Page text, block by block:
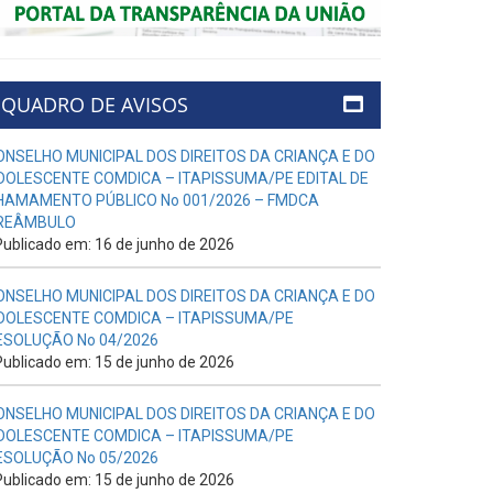
QUADRO DE AVISOS
MUNICIPAL DOS DIREITOS DA CRIANÇA E DO
COMDICA – ITAPISSUMA/PE EDITAL DE
PÚBLICO No 001/2026 – FMDCA
em: 16 de junho de 2026
MUNICIPAL DOS DIREITOS DA CRIANÇA E DO
COMDICA – ITAPISSUMA/PE
No 04/2026
em: 15 de junho de 2026
MUNICIPAL DOS DIREITOS DA CRIANÇA E DO
COMDICA – ITAPISSUMA/PE
No 05/2026
em: 15 de junho de 2026